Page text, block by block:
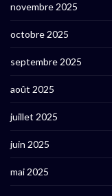
novembre 2025
octobre 2025
septembre 2025
août 2025
juillet 2025
juin 2025
mai 2025